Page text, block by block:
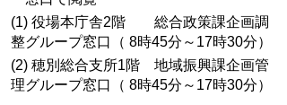
(1) 役場本庁舎2階 総合政策課企画調
整グループ窓口（ 8時45分～17時30分）
(2) 穂別総合支所1階 地域振興課企画管
理グループ窓口（ 8時45分～17時30分）